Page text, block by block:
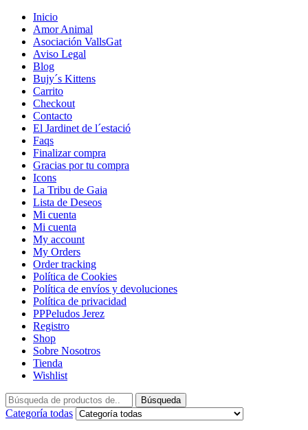
Inicio
Amor Animal
Asociación VallsGat
Aviso Legal
Blog
Bujy´s Kittens
Carrito
Checkout
Contacto
El Jardinet de l´estació
Faqs
Finalizar compra
Gracias por tu compra
Icons
La Tribu de Gaia
Lista de Deseos
Mi cuenta
Mi cuenta
My account
My Orders
Order tracking
Política de Cookies
Política de envíos y devoluciones
Política de privacidad
PPPeludos Jerez
Registro
Shop
Sobre Nosotros
Tienda
Wishlist
Búsqueda
Categoría todas